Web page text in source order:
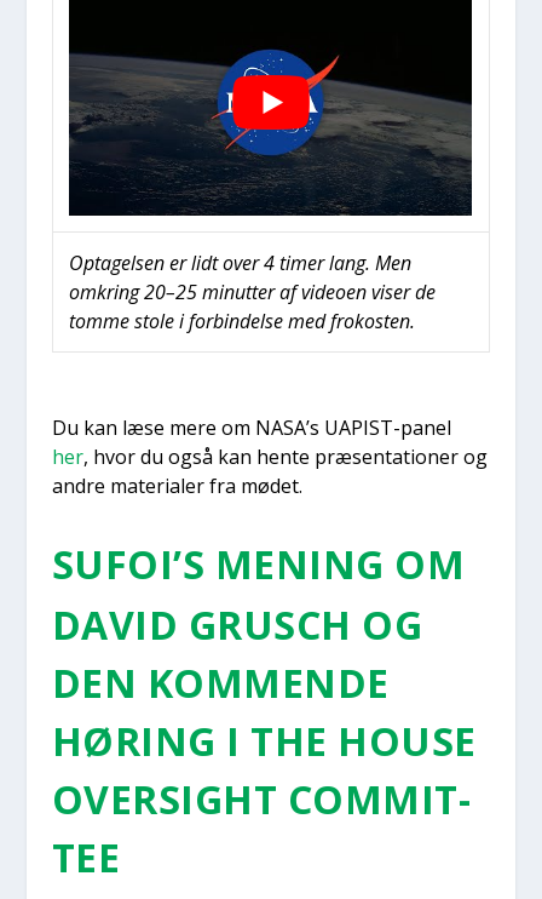
Opta­gel­sen er lidt over 4 timer lang. Men
omkring 20–25 minut­ter af video­en viser de
tom­me sto­le i for­bin­del­se med froko­sten.
Du kan læse mere om NASA’s UAPIST-panel
her, hvor du også kan hen­te præ­sen­ta­tio­ner og
andre mate­ri­a­ler fra mødet.
SUFOI’S MENING OM
DAVID GRUSCH OG
DEN KOM­MEN­DE
HØRING I THE HOU­SE
OVER­SIGHT COM­MIT­
TEE